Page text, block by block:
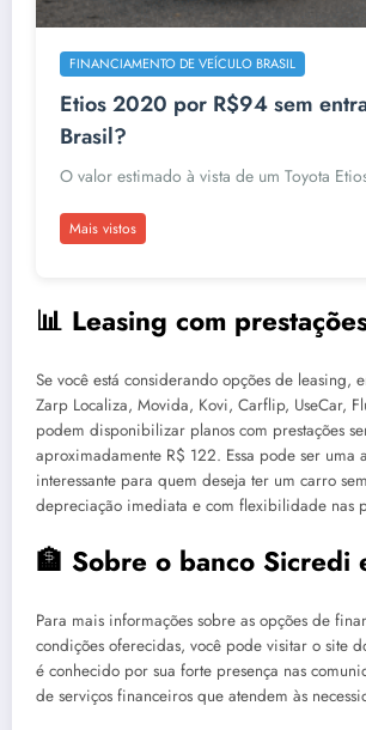
FINANCIAMENTO DE VEÍCULO BRASIL
Etios 2020 por R$94 sem
Brasil?
O valor estimado à vista de um Toyota
Mais vistos
📊 Leasing com
Se você está considerando opções de leasing,
Zarp Localiza, Movida, Kovi, Carflip, UseCar,
podem disponibilizar planos com prestações
aproximadamente R$ 122. Essa pode ser uma
interessante para quem deseja ter um carro
depreciação imediata e com flexibilidade nas
🏦 Sobre o banco Sicredi
Para mais informações sobre as opções de
condições oferecidas, você pode visitar o site
é conhecido por sua forte presença nas
de serviços financeiros que atendem às